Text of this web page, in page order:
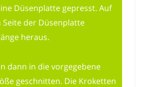
Düsenplatte gepresst. Auf
der Düsenplatte
heraus.
dann in die vorgegebene
geschnitten. Die Kroketten